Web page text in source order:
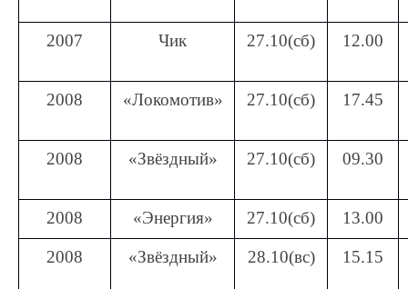
2007 Чик 27.10(сб) 12.00
2008 «Локомотив» 27.10(сб) 17.45
2008 «Звёздный» 27.10(сб) 09.30
2008 «Энергия» 27.10(сб) 13.00
2008 «Звёздный» 28.10(вс) 15.15